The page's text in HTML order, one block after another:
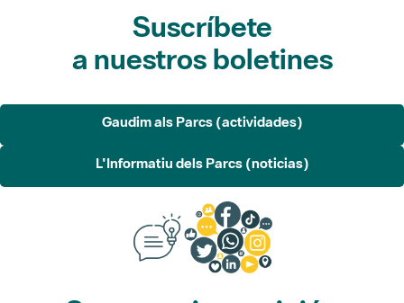
Suscríbete
a nuestros boletines
Gaudim als Parcs (actividades)
L'Informatiu dels Parcs (noticias)